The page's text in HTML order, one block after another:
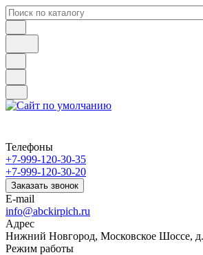
Телефоны
+7-999-120-30-35
+7-999-120-30-20
Заказать звонок
E-mail
info@abckirpich.ru
Адрес
Нижний Новгород, Московское Шоссе,
Режим работы